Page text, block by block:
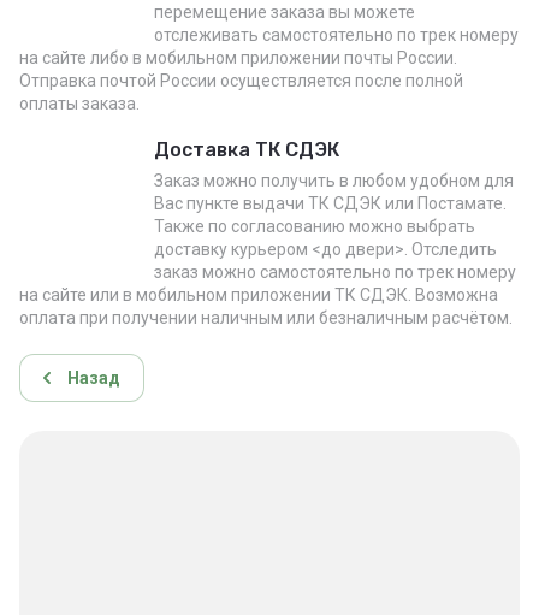
перемещение заказа вы можете
отслеживать самостоятельно по трек номеру
на сайте либо в мобильном приложении почты России.
Отправка почтой России осуществляется после полной
оплаты заказа.
Доставка ТК СДЭК
Заказ можно получить в любом удобном для
Вас пункте выдачи ТК СДЭК или Постамате.
Также по согласованию можно выбрать
доставку курьером <до двери>. Отследить
заказ можно самостоятельно по трек номеру
на сайте или в мобильном приложении ТК СДЭК. Возможна
оплата при получении наличным или безналичным расчётом.
Назад